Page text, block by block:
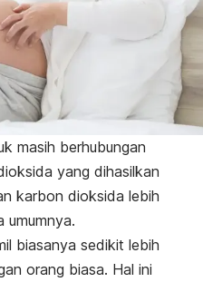
masih berhubungan
yang dihasilkan
karbon dioksida lebih
umumnya.
biasanya sedikit lebih
orang biasa. Hal ini